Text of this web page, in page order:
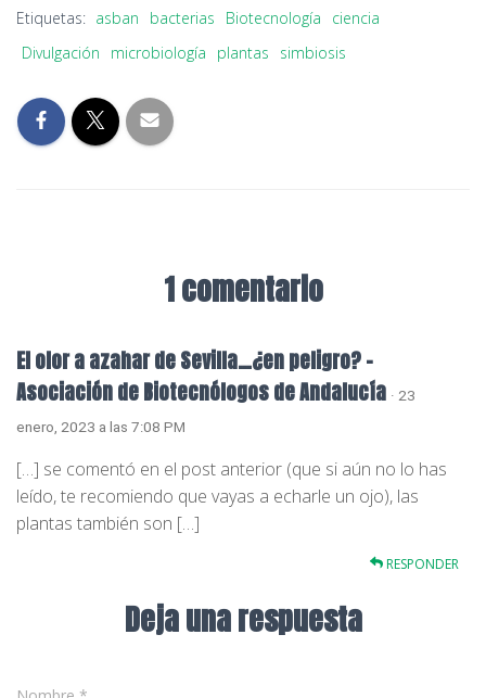
Etiquetas: asban bacterias Biotecnología
ciencia
Divulgación
microbiología plantas simbiosis
1 comentario
El olor a azahar de Sevilla…¿en peligro? -
Asociación de Biotecnólogos de Andalucía · 23
enero, 2023 a las 7:08 PM
[…] se comentó en el post anterior (que si aún no lo has
leído, te recomiendo que vayas a echarle un ojo), las
plantas también son […]
RESPONDER
Deja una respuesta